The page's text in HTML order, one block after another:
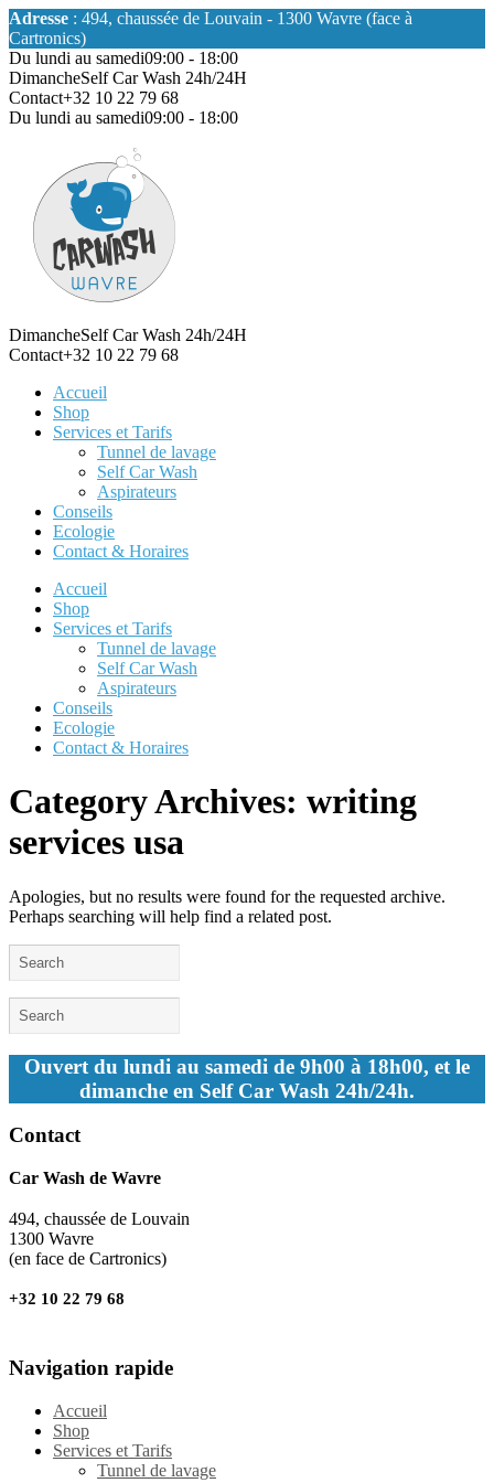
Adresse : 494, chaussée de Louvain - 1300 Wavre (face à
Cartronics)
Du lundi au samedi09:00 - 18:00
DimancheSelf Car Wash 24h/24H
Contact+32 10 22 79 68
Du lundi au samedi09:00 - 18:00
DimancheSelf Car Wash 24h/24H
Contact+32 10 22 79 68
Accueil
Shop
Services et Tarifs
Tunnel de lavage
Self Car Wash
Aspirateurs
Conseils
Ecologie
Contact & Horaires
Accueil
Shop
Services et Tarifs
Tunnel de lavage
Self Car Wash
Aspirateurs
Conseils
Ecologie
Contact & Horaires
Category Archives: writing
services usa
Apologies, but no results were found for the requested archive.
Perhaps searching will help find a related post.
Ouvert du lundi au samedi de 9h00 à 18h00, et le
dimanche en Self Car Wash 24h/24h.
Contact
Car Wash de Wavre
494, chaussée de Louvain
1300 Wavre
(en face de Cartronics)
+32 10 22 79 68
Navigation rapide
Accueil
Shop
Services et Tarifs
Tunnel de lavage